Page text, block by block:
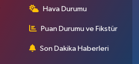
Hava Durumu
Puan Durumu ve Fikstür
Son Dakika Haberleri